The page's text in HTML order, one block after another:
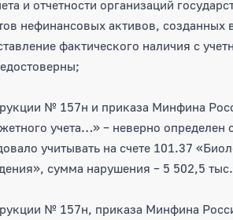
и отчетности организаций
нефинансовых активов, созданных
фактического наличия с
№ 157н и приказа Минфина
учета…» – неверно определен
учитывать на счете 101.37
сумма нарушения – 5 502,5
№ 157н, приказа Минфина